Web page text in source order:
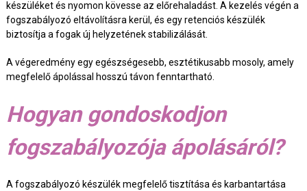
készüléket és nyomon kövesse az előrehaladást. A kezelés végén a
fogszabályozó eltávolításra kerül, és egy retenciós készülék
biztosítja a fogak új helyzetének stabilizálását.
A végeredmény egy egészségesebb, esztétikusabb mosoly, amely
megfelelő ápolással hosszú távon fenntartható.
Hogyan gondoskodjon
fogszabályozója ápolásáról?
A fogszabályozó készülék megfelelő tisztítása és karbantartása